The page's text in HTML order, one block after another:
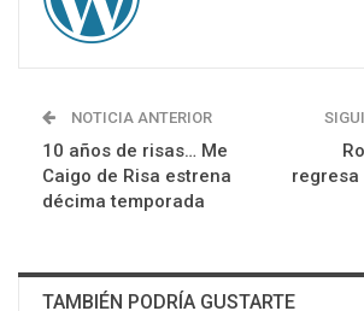
NOTICIA ANTERIOR
10 años de risas… Me
Caigo de Risa estrena
décima temporada
regresa
TAMBIÉN PODRÍA GUSTARTE